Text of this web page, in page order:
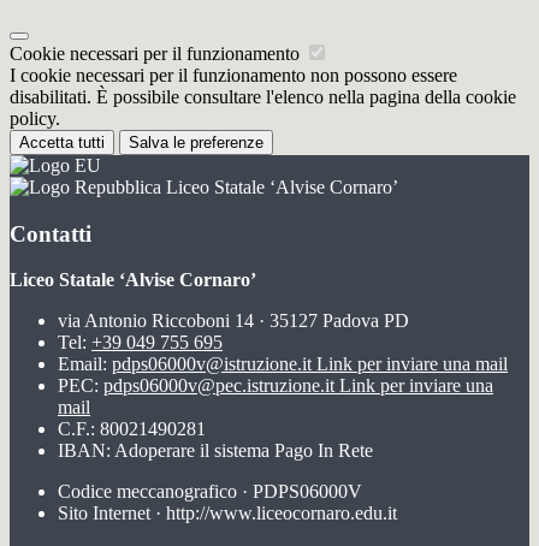
Cookie necessari per il funzionamento
I cookie necessari per il funzionamento non possono essere
disabilitati. È possibile consultare l'elenco nella pagina della cookie
policy.
Accetta tutti Salva le preferenze
Liceo Statale ‘Alvise Cornaro’
Contatti
Liceo Statale ‘Alvise Cornaro’
via Antonio Riccoboni 14 · 35127 Padova PD
Tel: +39 049 755 695
Email: pdps06000v@istruzione.it Link per inviare una mail
PEC: pdps06000v@pec.istruzione.it Link per inviare una
mail
C.F.: 80021490281
IBAN: Adoperare il sistema Pago In Rete
Codice meccanografico · PDPS06000V
Sito Internet · http://www.liceocornaro.edu.it